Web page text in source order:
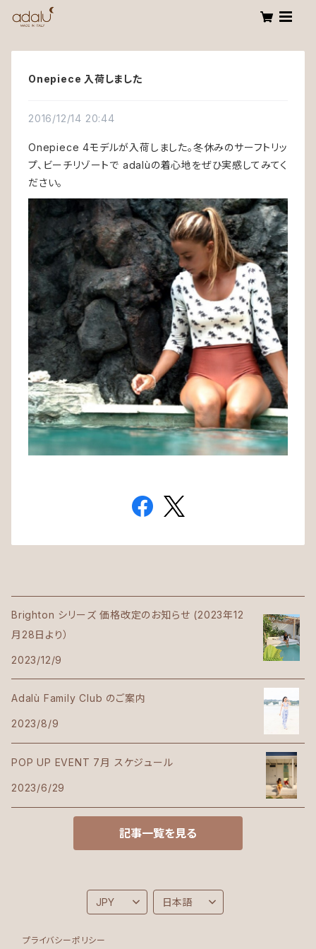
Onepiece 入荷しました
2016/12/14 20:44
Onepiece 4モデルが入荷しました。冬休みのサーフトリッ
プ、ビーチリゾートで adalùの着心地をぜひ実感してみてく
ださい。
Brighton シリーズ 価格改定のお知らせ (2023年12
月28日より）
2023/12/9
Adalù Family Club のご案内
2023/8/9
POP UP EVENT 7月 スケジュール
2023/6/29
記事一覧を見る
プライバシーポリシー